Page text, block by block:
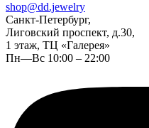
shop@dd.jewelry
Санкт-Петербург,
Лиговский проспект, д.30,
1 этаж, ТЦ «Галерея»
Пн—Вс 10:00 – 22:00